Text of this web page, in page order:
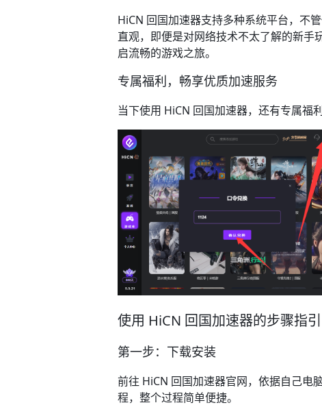
HiCN 回国加速器支持多种系统平台，不
直观，即便是对网络技术不太了解的新手
启流畅的游戏之旅。​
专属福利，畅享优质加速服务​
当下使用 HiCN 回国加速器，还有专属福
使用 HiCN 回国加速器的步骤指引​
第一步：下载安装​
前往 HiCN 回国加速器官网，依据自己电
程，整个过程简单便捷。​